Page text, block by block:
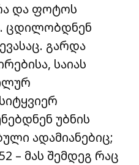
და ფოტოს
ცდილობდნენ
გარდა
საიას
უბნის
ადამიანებიც;
– მას შემდეგ რაც